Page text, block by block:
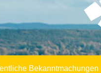
Bekanntmachungen